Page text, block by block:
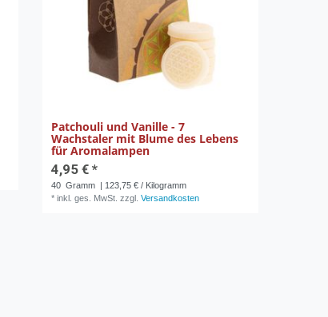
Patchouli und Vanille - 7
Wachstaler mit Blume des Lebens
für Aromalampen
4,95 € *
40 Gramm | 123,75 € / Kilogramm
*inkl. ges. MwSt. zzgl.Versandkosten